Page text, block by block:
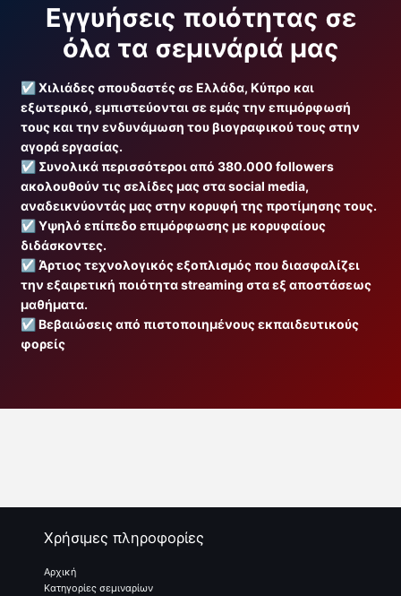
Εγγυήσεις ποιότητας σε
όλα τα σεμινάριά μας
☑️ Χιλιάδες σπουδαστές σε Ελλάδα, Κύπρο και
εξωτερικό, εμπιστεύονται σε εμάς την επιμόρφωσή
τους και την ενδυνάμωση του βιογραφικού τους στην
αγορά εργασίας.
☑️ Συνολικά περισσότεροι από 380.000 followers
ακολουθούν τις σελίδες μας στα social media,
αναδεικνύοντάς μας στην κορυφή της προτίμησης τους.
☑️ Υψηλό επίπεδο επιμόρφωσης με κορυφαίους
διδάσκοντες.
☑️ Άρτιος τεχνολογικός εξοπλισμός που διασφαλίζει
την εξαιρετική ποιότητα streaming στα εξ αποστάσεως
μαθήματα.
☑️ Βεβαιώσεις από πιστοποιημένους εκπαιδευτικούς
φορείς
Χρήσιμες πληροφορίες
Αρχική
Κατηγορίες σεμιναρίων